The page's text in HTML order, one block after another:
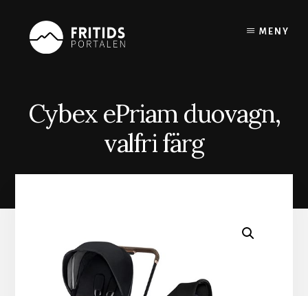
content
MENY
Cybex ePriam duovagn,
valfri färg